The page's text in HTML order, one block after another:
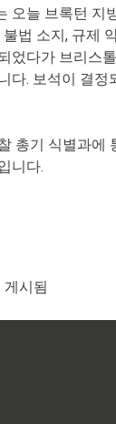
오늘 브록턴 지
법 소지, 규제
었다가 브리스
다. 보석이 결
총기 식별과에
니다.
게시됨